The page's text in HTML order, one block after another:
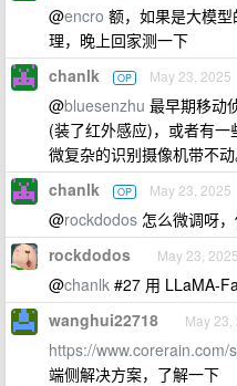
@encro 额，如果是大模
理，晚上回家测一下
chanlk OP May 23, 2025
@bluesenzhu 最早期移动
(装了红外感应)，或者有
微复杂的识别摄像机带不动
chanlk OP May 23, 2025
@rockdodos 怎么微调呀，
rockdodos May 23, 2025
@chanlk #27 用 LLaMA-
wanghui22718 May 23,
https://www.corerain.com/
端侧解决方案，了解一下